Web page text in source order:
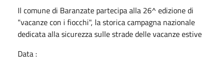
Il comune di Baranzate partecipa alla 26^ edizione di
"vacanze con i fiocchi", la storica campagna nazionale
dedicata alla sicurezza sulle strade delle vacanze estive
Data :